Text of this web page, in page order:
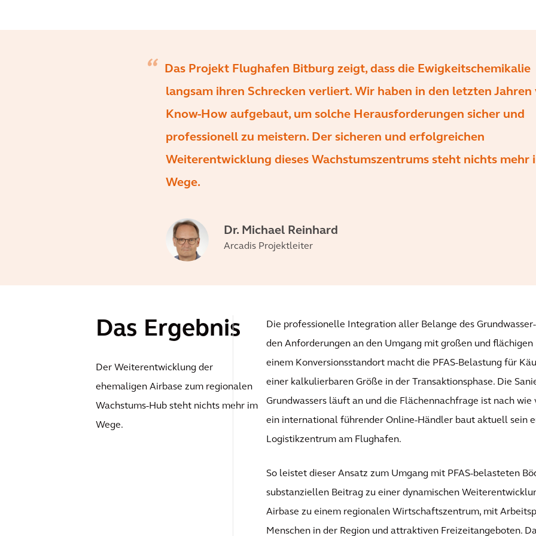
Das Projekt Flughafen Bitburg zeigt, dass die Ewigkeitschemikalie
langsam ihren Schrecken verliert. Wir haben in den letzten Jahren
Know-How aufgebaut, um solche Herausforderungen sicher und
professionell zu meistern. Der sicheren und erfolgreichen
Weiterentwicklung dieses Wachstumszentrums steht nichts mehr
Wege.
Dr. Michael Reinhard
Arcadis Projektleiter
Das Ergebnis
Der Weiterentwicklung der
ehemaligen Airbase zum regionalen
Wachstums-Hub steht nichts mehr im
Wege.
Die professionelle Integration aller Belange des
den Anforderungen an den Umgang mit großen und flächigen
einem Konversionsstandort macht die PFAS-Belastung für
einer kalkulierbaren Größe in der Transaktionsphase. Die
Grundwassers läuft an und die Flächennachfrage ist nach wie
ein international führender Online-Händler baut aktuell sein
Logistikzentrum am Flughafen.
So leistet dieser Ansatz zum Umgang mit PFAS-belasteten
substanziellen Beitrag zu einer dynamischen
Airbase zu einem regionalen Wirtschaftszentrum, mit
Menschen in der Region und attraktiven Freizeitangeboten.